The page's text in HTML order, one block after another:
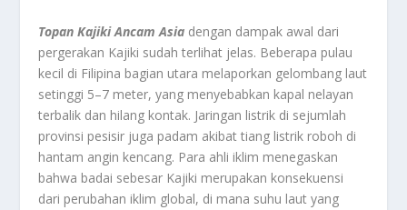
Topan Kajiki Ancam Asia dengan dampak awal dari
pergerakan Kajiki sudah terlihat jelas. Beberapa pulau
kecil di Filipina bagian utara melaporkan gelombang laut
setinggi 5–7 meter, yang menyebabkan kapal nelayan
terbalik dan hilang kontak. Jaringan listrik di sejumlah
provinsi pesisir juga padam akibat tiang listrik roboh di
hantam angin kencang. Para ahli iklim menegaskan
bahwa badai sebesar Kajiki merupakan konsekuensi
dari perubahan iklim global, di mana suhu laut yang